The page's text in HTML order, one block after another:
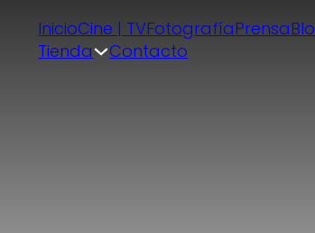
InicioCine | TVFotografíaPrensa
Tienda
Contacto